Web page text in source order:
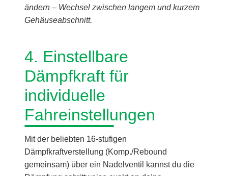
ändern – Wechsel zwischen langem und kurzem
Gehäuseabschnitt.
4. Einstellbare
Dämpfkraft für
individuelle
Fahreinstellungen
Mit der beliebten 16-stufigen
Dämpfkraftverstellung (Komp./Rebound
gemeinsam) über ein Nadelventil kannst du die